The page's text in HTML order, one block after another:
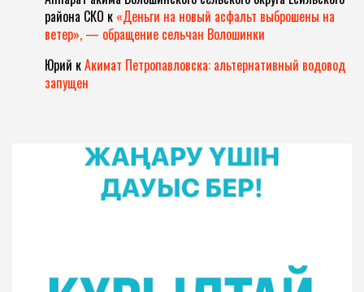
района СКО к «Деньги на новый асфальт выброшены на
ветер», — обращение сельчан Волошинки
Юрий кАкимат Петропавловска: альтернативный водовод
запущен